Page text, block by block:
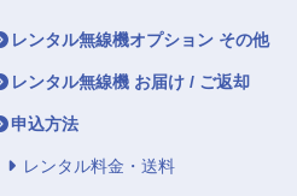
レンタル無線機オプション その他
レンタル無線機 お届け / ご返却
申込方法
レンタル料金・送料